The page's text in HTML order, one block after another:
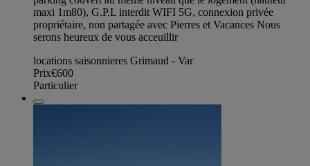
maxi 1m80), G.P.L interdit WIFI 5G, connexion privée
propriétaire, non partagée avec Pierres et Vacances Nous
serons heureux de vous acceuillir
locations saisonnieres Grimaud - Var
Prix€600
Particulier